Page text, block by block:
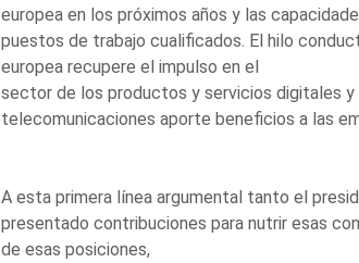
europea en los próximos años y las
puestos de trabajo cualificados. El hilo
europea recupere el impulso en el
sector de los productos y servicios digitales y
telecomunicaciones aporte beneficios a las
A esta primera línea argumental tanto el
presentado contribuciones para nutrir esas
de esas posiciones,